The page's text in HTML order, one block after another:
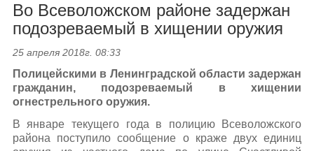
Во Всеволожском районе задержан
подозреваемый в хищении оружия
25 апреля 2018г. 08:33
Полицейскими в Ленинградской области задержан
гражданин, подозреваемый в хищении
огнестрельного оружия.
В январе текущего года в полицию Всеволожского
района поступило сообщение о краже двух единиц